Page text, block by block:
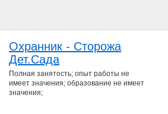
Охранник - Сторожа
Дет.Сада
Полная занятость; опыт работы не
имеет значения; образование не имеет
значения;